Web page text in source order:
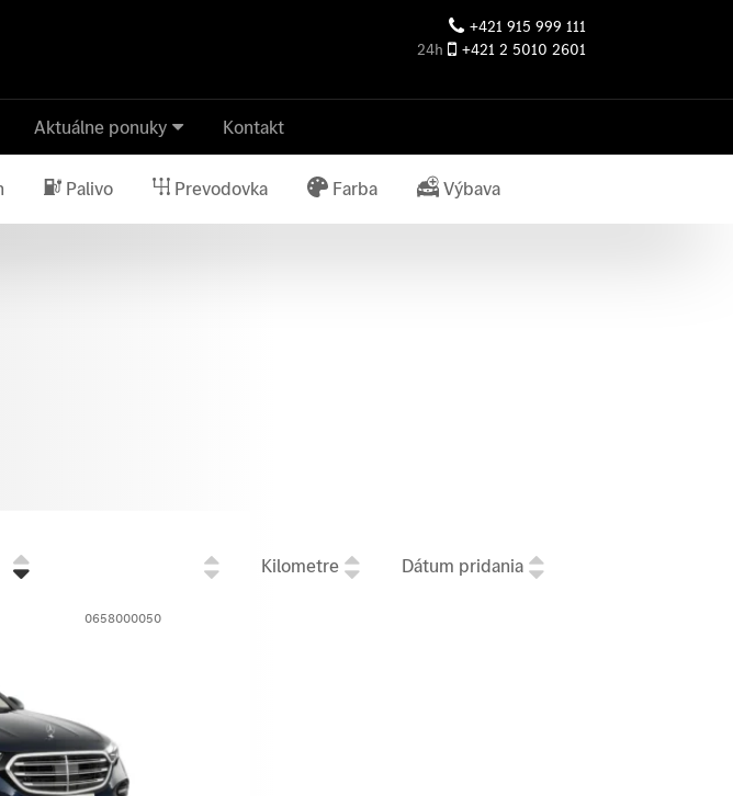
+421 915 999 111
24h
+421 2 5010 2601
Aktuálne ponuky Kontakt
Palivo Prevodovka Farba Výbava
Kilometre Dátum pridania
0658000050